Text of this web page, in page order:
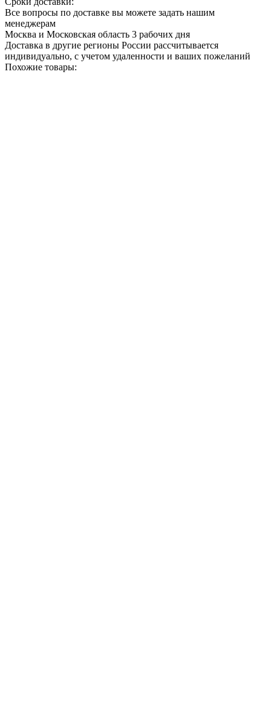
Все вопросы по доставке вы можете задать нашим
менеджерам
Москва и Московская область 3 рабочих дня
Доставка в другие регионы России рассчитывается
индивидуально, с учетом удаленности и ваших пожеланий
Похожие товары: